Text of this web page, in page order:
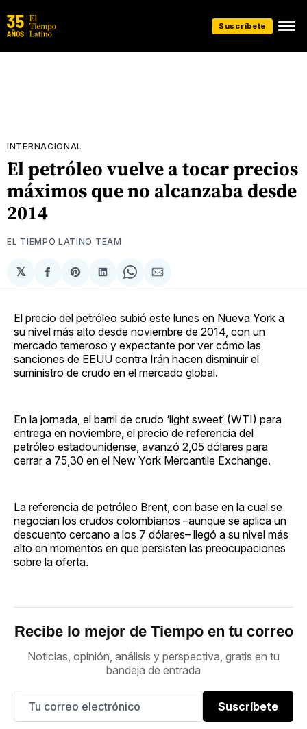
Suscríbete
INTERNACIONAL
El petróleo vuelve a tocar precios
máximos que no alcanzaba desde
2014
EL TIEMPO LATINO TEAM
𝕏
Compartir
en
Share
on
Compartir
en
Share
on
Compartir
via
El precio del petróleo subió este lunes en Nueva York a
su nivel más alto desde noviembre de 2014, con un
mercado temeroso y expectante por ver cómo las
sanciones de EEUU contra Irán hacen disminuir el
suministro de crudo en el mercado global.
En la jornada, el barril de crudo ‘light sweet‘ (WTI) para
entrega en noviembre, el precio de referencia del
petróleo estadounidense, avanzó 2,05 dólares para
cerrar a 75,30 en el New York Mercantile Exchange.
La referencia de petróleo Brent, con base en la cual se
negocian los crudos colombianos –aunque se aplica un
descuento cercano a los 7 dólares– llegó a su nivel más
alto en momentos en que persisten las preocupaciones
sobre la oferta.
Recibe lo mejor de Tiempo en tu correo
Noticias, opinión, análisis y perspectiva, gratis en tu
bandeja de entrada
Suscríbete